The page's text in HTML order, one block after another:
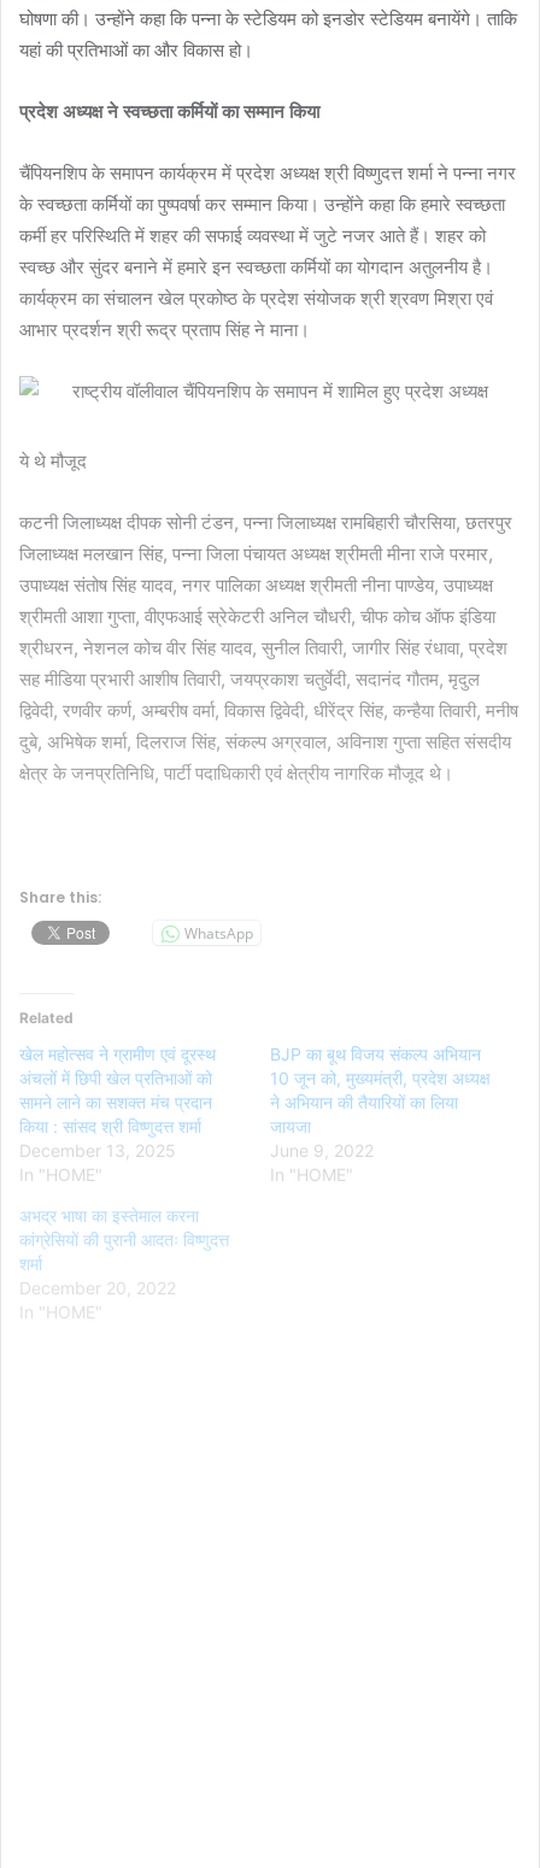
घोषणा की। उन्होंने कहा कि पन्ना के स्टेडियम को इनडोर स्टेडियम बनायेंगे। ताकि
यहां की प्रतिभाओं का और विकास हो।
प्रदेश अध्यक्ष ने स्वच्छता कर्मियों का सम्मान किया
चैंपियनशिप के समापन कार्यक्रम में प्रदेश अध्यक्ष श्री विष्णुदत्त शर्मा ने पन्ना नगर
के स्वच्छता कर्मियों का पुष्पवर्षा कर सम्मान किया। उन्होंने कहा कि हमारे स्वच्छता
कर्मी हर परिस्थिति में शहर की सफाई व्यवस्था में जुटे नजर आते हैं। शहर को
स्वच्छ और सुंदर बनाने में हमारे इन स्वच्छता कर्मियों का योगदान अतुलनीय है।
कार्यक्रम का संचालन खेल प्रकोष्ठ के प्रदेश संयोजक श्री श्रवण मिश्रा एवं
आभार प्रदर्शन श्री रूद्र प्रताप सिंह ने माना।
ये थे मौजूद
कटनी जिलाध्यक्ष दीपक सोनी टंडन, पन्ना जिलाध्यक्ष रामबिहारी चौरसिया, छतरपुर
जिलाध्यक्ष मलखान सिंह, पन्ना जिला पंचायत अध्यक्ष श्रीमती मीना राजे परमार,
उपाध्यक्ष संतोष सिंह यादव, नगर पालिका अध्यक्ष श्रीमती नीना पाण्डेय, उपाध्यक्ष
श्रीमती आशा गुप्ता, वीएफआई स्रेकेटरी अनिल चौधरी, चीफ कोच ऑफ इंडिया
श्रीधरन, नेशनल कोच वीर सिंह यादव, सुनील तिवारी, जागीर सिंह रंधावा, प्रदेश
सह मीडिया प्रभारी आशीष तिवारी, जयप्रकाश चतुर्वेदी, सदानंद गौतम, मृदुल
द्विवेदी, रणवीर कर्ण, अम्बरीष वर्मा, विकास द्विवेदी, धीरेंद्र सिंह, कन्हैया तिवारी, मनीष
दुबे, अभिषेक शर्मा, दिलराज सिंह, संकल्प अग्रवाल, अविनाश गुप्ता सहित संसदीय
क्षेत्र के जनप्रतिनिधि, पार्टी पदाधिकारी एवं क्षेत्रीय नागरिक मौजूद थे।
Share this:
WhatsApp
Related
खेल महोत्सव ने ग्रामीण एवं दूरस्थ
अंचलों में छिपी खेल प्रतिभाओं को
सामने लाने का सशक्त मंच प्रदान
किया : सांसद श्री विष्णुदत्त शर्मा
December 13, 2025
In "HOME"
BJP का बूथ विजय संकल्प अभियान
10 जून को, मुख्यमंत्री, प्रदेश अध्यक्ष
ने अभियान की तैयारियों का लिया
जायजा
June 9, 2022
In "HOME"
अभद्र भाषा का इस्तेमाल करना
कांग्रेसियों की पुरानी आदतः विष्णुदत्त
शर्मा
December 20, 2022
In "HOME"